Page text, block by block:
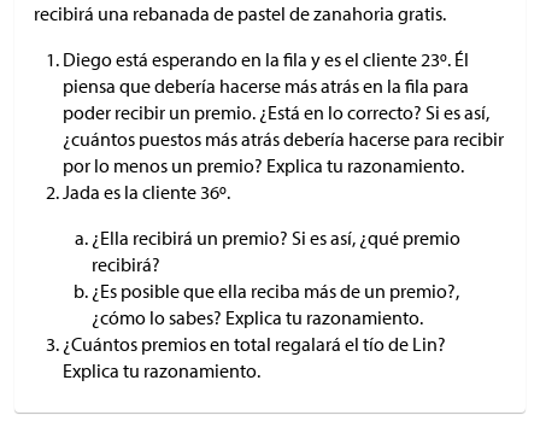
recibirá una rebanada de pastel de zanahoria gratis.
Diego está esperando en la fila y es el cliente 23º. Él
piensa que debería hacerse más atrás en la fila para
poder recibir un premio. ¿Está en lo correcto? Si es así,
¿cuántos puestos más atrás debería hacerse para recibir
por lo menos un premio? Explica tu razonamiento.
Jada es la cliente 36º.
¿Ella recibirá un premio? Si es así, ¿qué premio
recibirá?
¿Es posible que ella reciba más de un premio?,
¿cómo lo sabes? Explica tu razonamiento.
¿Cuántos premios en total regalará el tío de Lin?
Explica tu razonamiento.